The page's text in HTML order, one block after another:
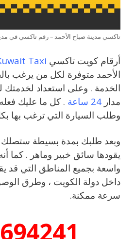
تاكسي مدينة صباح الأحمد – رقم تاكسي في
أرقام كويت تاكسي Taxi
الأحمد متوفرة لكل من يرغب
الخدمة . وعلى استعداد لخدمتك
مدار
. كل ما عليك فعله
وطلب السيارة التي ترغب بها
وبعد طلبك بمدة بسيطة ستصلك
يقودها سائق خبير وماهر . كما
واسعة بجميع المناطق التي قد
داخل دولة الكويت ، وطرق
سرعة ممكنة.